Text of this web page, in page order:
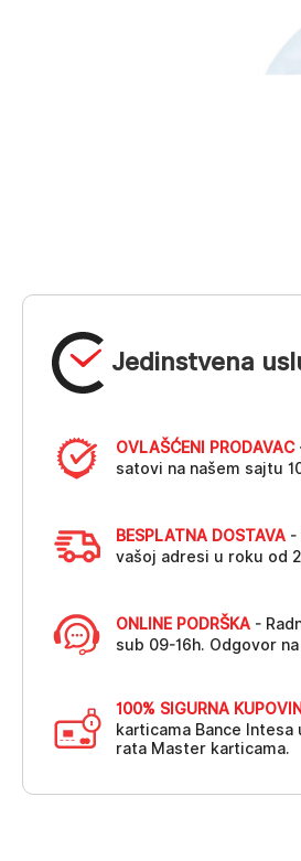
Jedinstvena
OVLAŠĆENI PRODAVAC
satovi na našem sajtu
BESPLATNA DOSTAVA -
vašoj adresi u roku od
ONLINE PODRŠKA -
sub 09-16h. Odgovor
100% SIGURNA
karticama Bance
rata Master karticama.